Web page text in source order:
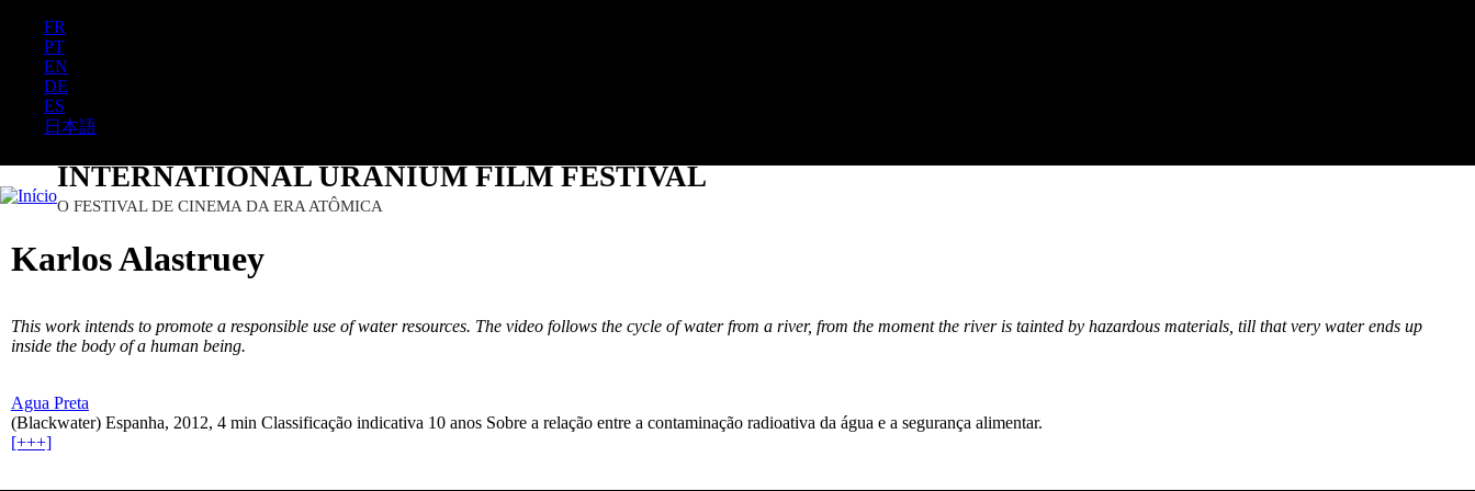
FR
PT
EN
DE
ES
日本語
INTERNATIONAL URANIUM FILM FESTIVAL
O FESTIVAL DE CINEMA DA ERA ATÔMICA
Karlos Alastruey
This work intends to promote a responsible use of water resources. The video follows the cycle of water from a river, from the moment the river is tainted by hazardous materials, till that very water ends up
inside the body of a human being.
Agua Preta
(Blackwater) Espanha, 2012, 4 min Classificação indicativa 10 anos Sobre a relação entre a contaminação radioativa da água e a segurança alimentar.
[+++]